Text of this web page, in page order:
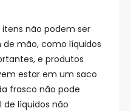
itens não podem ser
mão, como líquidos
e produtos
estar em um saco
frasco não pode
de líquidos não